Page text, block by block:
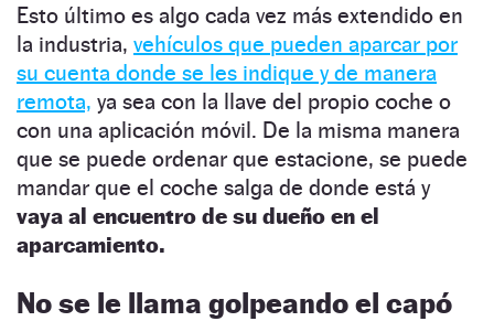
Esto último es algo cada vez más extendido en
la industria, vehículos que pueden aparcar por
su cuenta donde se les indique y de manera
remota, ya sea con la llave del propio coche o
con una aplicación móvil. De la misma manera
que se puede ordenar que estacione, se puede
mandar que el coche salga de donde está y
vaya al encuentro de su dueño en el
aparcamiento.
No se le llama golpeando el capó